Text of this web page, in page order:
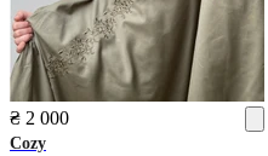
₴ 2 000
Cozy